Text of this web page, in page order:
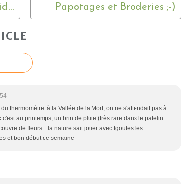
Les Pyrénées : Le pic du Midi de bigorre - 1 Papotages et Broderies ;-)
thermomètre, à la Vallée de la Mort, on ne s'attendait pas à
c'est au printemps, un brin de pluie (très rare dans le patelin
de fleurs... la nature sait jouer avec tgoutes les
et bon début de semaine